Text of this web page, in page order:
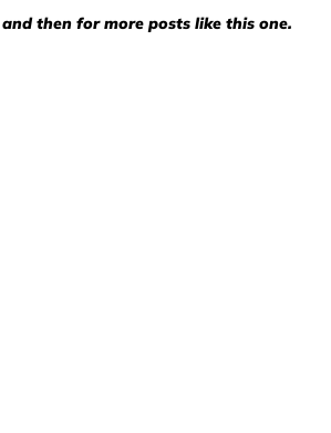
then for more posts like this one.